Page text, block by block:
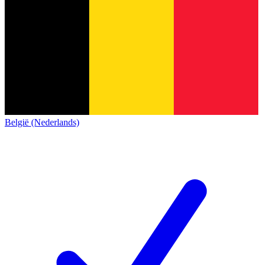
België (Nederlands)